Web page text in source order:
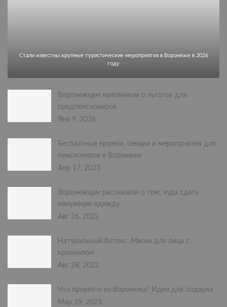
Стали известны крупные туристические мероприятия в Воронеже в 2026
году
Воронежцам напомнили о льготах для
предпенсионеров
Янв 9, 2026
Бесплатные кружки, секции и мероприятия для
пенсионеров в Воронеже
Апр 17, 2023
Воронежцам рассказали о том, куда сдать
ненужную одежду
Авг 26, 2022
Натуральный ботокс. Маски для лица с
крахмалом
Авг 28, 2022
Что привезти из Воронежа? Идеи для подарка
Мар 29, 2023